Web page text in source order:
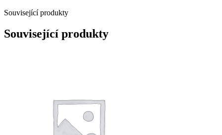
Související produkty
Související produkty